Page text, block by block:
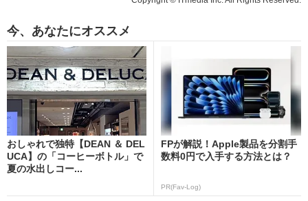
今、あなたにオススメ
おしゃれで独特【DEAN ＆ DEL
UCA】の「コーヒーボトル」で
夏の水出しコー...
FPが解説！Apple製品を分割手
数料0円で入手する方法とは？
PR(Fav-Log)